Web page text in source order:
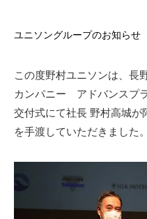
ユニソングループのお知らせ
この度野村ユニソンは、長
カンパニー アドバンスプ
交付式にて社長 野村高城
を手渡していただきました。